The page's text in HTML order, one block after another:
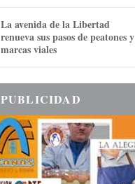
La avenida de la Libertad
renueva sus pasos de peatones y
marcas viales
PUBLICIDAD